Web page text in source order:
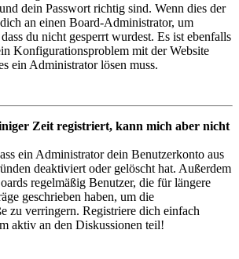
dein Passwort richtig sind. Wenn dies der
an einen Board-Administrator, um
du nicht gesperrt wurdest. Es ist ebenfalls
Konfigurationsproblem mit der Website
ein Administrator lösen muss.
Zeit registriert, kann mich aber nicht
ein Administrator dein Benutzerkonto aus
deaktiviert oder gelöscht hat. Außerdem
regelmäßig Benutzer, die für längere
geschrieben haben, um die
zu verringern. Registriere dich einfach
aktiv an den Diskussionen teil!